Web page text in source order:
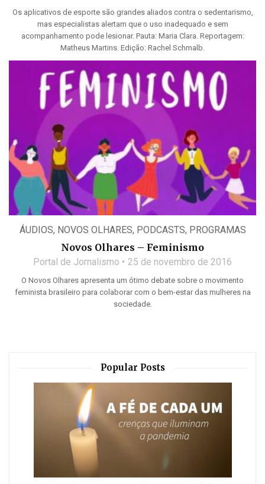
Os aplicativos de esporte são grandes aliados contra o sedentarismo,
mas especialistas alertam que o uso inadequado e sem
acompanhamento pode lesionar. Pauta: Maria Clara. Reportagem:
Matheus Martins. Edição: Rachel Schmalb.
ÁUDIOS, NOVOS OLHARES, PODCASTS, PROGRAMAS
Novos Olhares – Feminismo
Portal de Jornalismo 25 de novembro de 2016
O Novos Olhares apresenta um ótimo debate sobre o movimento
feminista brasileiro para colaborar com o bem-estar das mulheres na
sociedade.
Popular Posts